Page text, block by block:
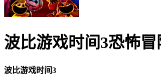
波比游戏时间3恐怖
波比游戏时间3